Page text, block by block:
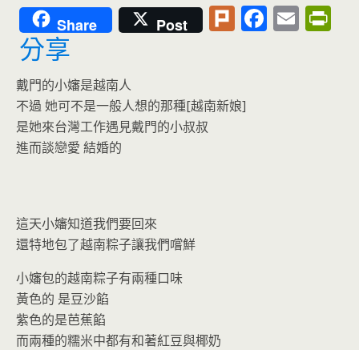
Share Post Pl F E
分享
戴門的小嬸是越南人
不過 她可不是一般人想的那種[越南新娘]
是她來台灣工作遇見戴門的小叔叔
進而談戀愛 結婚的
這天小嬸知道我們要回來
還特地包了越南粽子讓我們嚐鮮
小嬸包的越南粽子有兩種口味
黃色的 是豆沙餡
紫色的是芭蕉餡
而兩種的糯米中都有和著紅豆與椰奶